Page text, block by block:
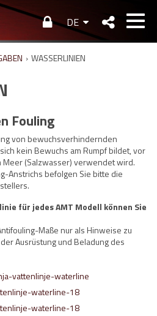
DE
› WASSERLINIEN
Fouling
von bewuchsverhindernden
kein Bewuchs am Rumpf bildet, vor
Meer (Salzwasser) verwendet wird.
Anstrichs befolgen Sie bitte die
für jedes AMT Modell können Sie
Maße nur als Hinweise zu
Ausrüstung und Beladung des
vattenlinje-waterline
waterline-18
waterline-18